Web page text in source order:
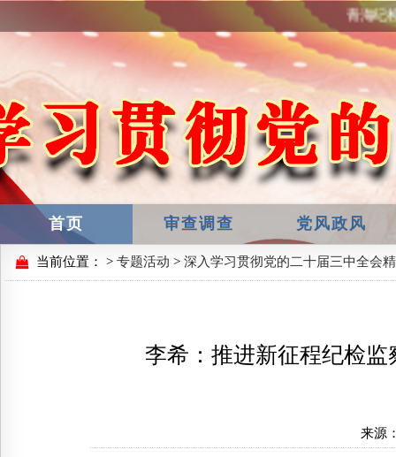
青海纪
首页 审查调查 党风政风
当前位置： > 专题活动 > 深入学习贯彻党的二十届三中全会
李希：推进新征程纪检
来源